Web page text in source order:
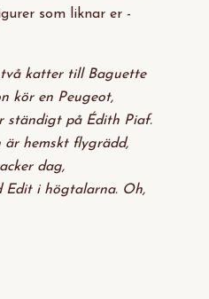
som liknar er -
två katter till Baguette
kör en Peugeot,
ständigt på Édith Piaf.
hemskt flygrädd,
dag,
Edit i högtalarna. Oh,